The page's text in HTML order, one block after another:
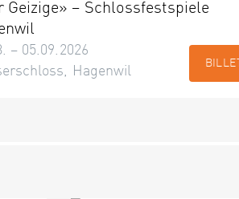
Geizige» – Schlossfestspiele
– 05.09.2026
Hagenwil